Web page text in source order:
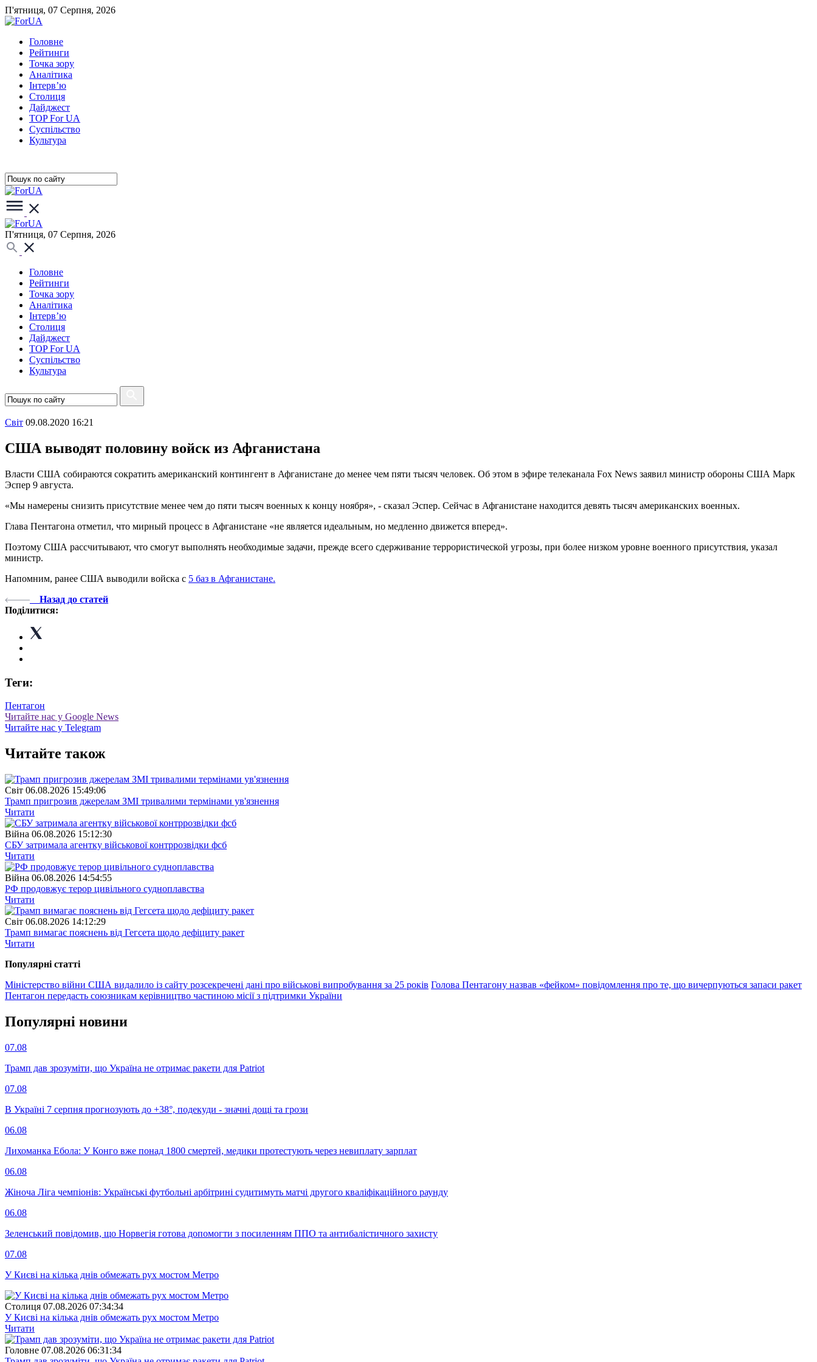
П'ятниця, 07 Серпня, 2026
Головне
Рейтинги
Точка зору
Аналітика
Інтерв’ю
Столиця
Дайджест
TOP For UA
Суспiльство
Культура
П'ятниця, 07 Серпня, 2026
Головне
Рейтинги
Точка зору
Аналітика
Інтерв’ю
Столиця
Дайджест
TOP For UA
Суспiльство
Культура
Свiт 09.08.2020 16:21
США выводят половину войск из Афганистана
Власти США собираются сократить американский контингент в Афганистане до менее чем пяти тысяч человек. Об этом в эфире телеканала Fox News заявил министр обороны США Марк
Эспер 9 августа.
«Мы намерены снизить присутствие менее чем до пяти тысяч военных к концу ноября», - сказал Эспер. Сейчас в Афганистане находится девять тысяч американских военных.
Глава Пентагона отметил, что мирный процесс в Афганистане «не является идеальным, но медленно движется вперед».
Поэтому США рассчитывают, что смогут выполнять необходимые задачи, прежде всего сдерживание террористической угрозы, при более низком уровне военного присутствия, указал
министр.
Напомним, ранее США выводили войска с 5 баз в Афганистане.
Назад до статей
Поділитися:
Теги:
Пентагон
Читайте нас у Google News
Читайте нас у Telegram
Читайте також
Свiт 06.08.2026 15:49:06
Трамп пригрозив джерелам ЗМІ тривалими термінами ув'язнення
Читати
Війна 06.08.2026 15:12:30
СБУ затримала агентку військової контррозвідки фсб
Читати
Війна 06.08.2026 14:54:55
РФ продовжує терор цивільного судноплавства
Читати
Свiт 06.08.2026 14:12:29
Трамп вимагає пояснень від Гегсета щодо дефіциту ракет
Читати
Популярнi статтi
Міністерство війни США видалило із сайту розсекречені дані про військові випробування за 25 років Голова Пентагону назвав «фейком» повідомлення про те, що вичерпуються запаси ракет
Пентагон передасть союзникам керівництво частиною місії з підтримки України
Популярнi новини
07.08
Трамп дав зрозуміти, що Україна не отримає ракети для Patriot
07.08
В Україні 7 серпня прогнозують до +38°, подекуди - значні дощі та грози
06.08
Лихоманка Ебола: У Конго вже понад 1800 смертей, медики протестують через невиплату зарплат
06.08
Жіноча Ліга чемпіонів: Українські футбольні арбітрині судитимуть матчі другого кваліфікаційного раунду
06.08
Зеленський повідомив, що Норвегія готова допомогти з посиленням ППО та антибалістичного захисту
07.08
У Києві на кілька днів обмежать рух мостом Метро
Столиця 07.08.2026 07:34:34
У Києві на кілька днів обмежать рух мостом Метро
Читати
Головне 07.08.2026 06:31:34